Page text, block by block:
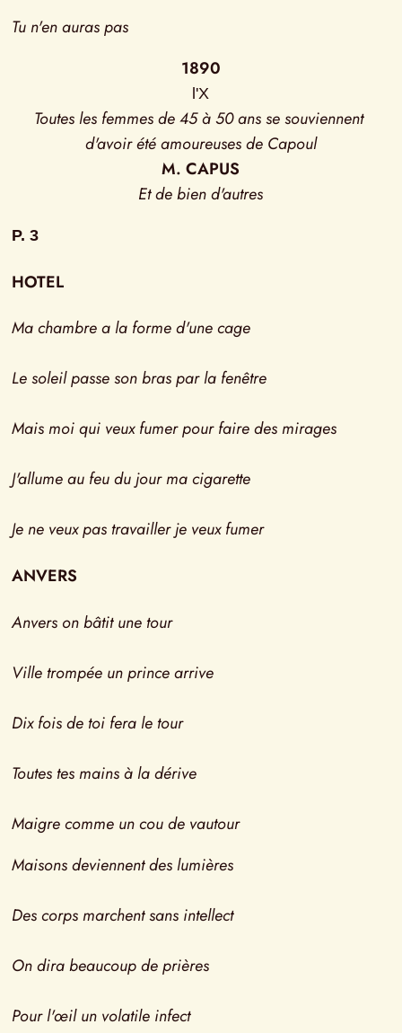
Tu n'en auras pas
1890
l'X
Toutes les femmes de 45 à 50 ans se souviennent
d'avoir été amoureuses de Capoul
M. CAPUS
Et de bien d'autres
P. 3
HOTEL
Ma chambre a la forme d'une cage
Le soleil passe son bras par la fenêtre
Mais moi qui veux fumer pour faire des mirages
J'allume au feu du jour ma cigarette
Je ne veux pas travailler je veux fumer
ANVERS
Anvers on bâtit une tour
Ville trompée un prince arrive
Dix fois de toi fera le tour
Toutes tes mains à la dérive
Maigre comme un cou de vautour
Maisons deviennent des lumières
Des corps marchent sans intellect
On dira beaucoup de prières
Pour l'œil un volatile infect